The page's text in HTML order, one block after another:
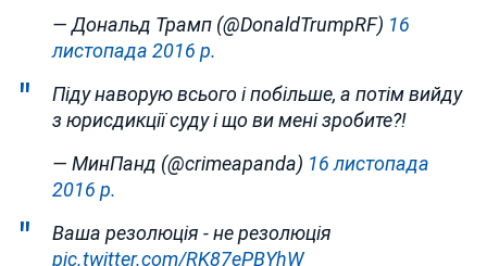
— Дональд Трамп (@DonaldTrumpRF) 16
листопада 2016 р.
Піду наворую всього і побільше, а потім вийду
з юрисдикції суду і що ви мені зробите?!
— МинПанд (@crimeapanda) 16 листопада
2016 р.
Ваша резолюція - не резолюція
pic.twitter.com/RK87ePBYhW